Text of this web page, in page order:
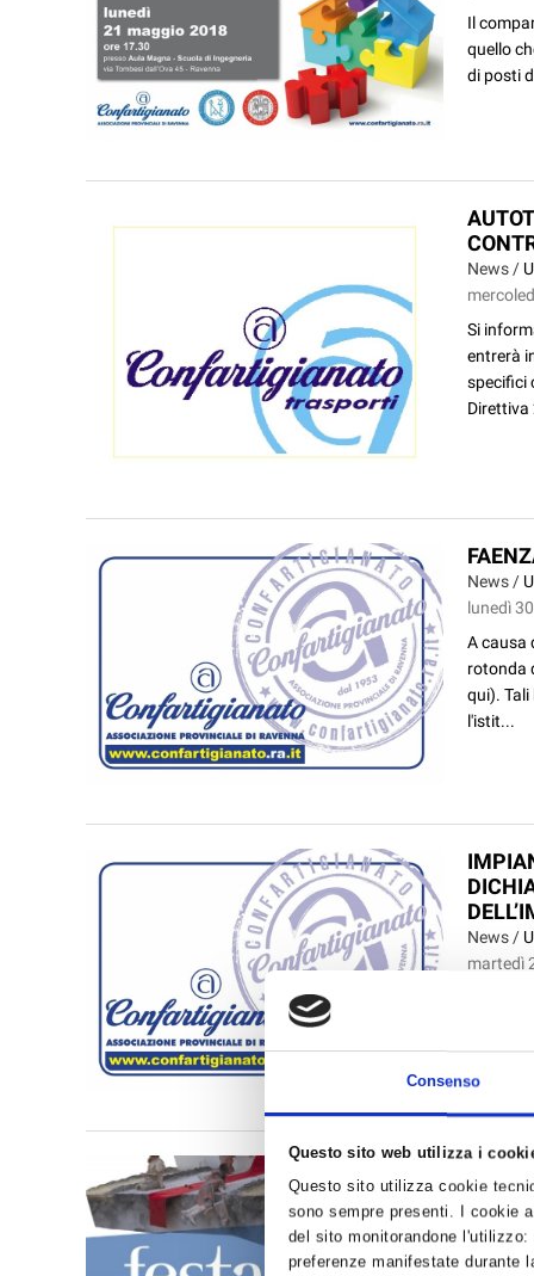
Consenso
Questo sito web utilizza i
Questo sito utilizza cookie
sono sempre presenti. I cookie
del sito monitorandone
preferenze manifestate durante
Il
quello
di posti
News /
Si
entrerà
specifici
News /
lunedì
A causa
rotonda
qui).
l'istit...
News /
martedì
...
News /
giovedì
Il